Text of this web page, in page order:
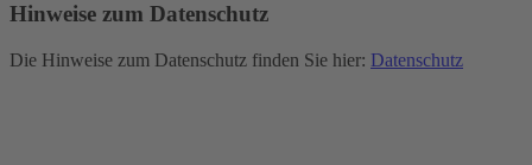
Hinweise zum Datenschutz
Die Hinweise zum Datenschutz finden Sie hier: Datenschutz